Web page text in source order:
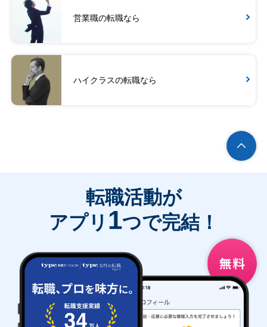
営業職の転職なら
ハイクラスの転職なら
転職活動が
アプリ 1つで完結！